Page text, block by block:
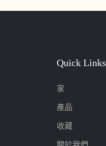
Quick Links
家
產品
收藏